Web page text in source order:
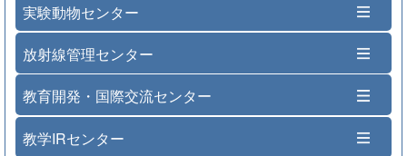
実験動物センター
放射線管理センター
教育開発・国際交流センター
教学IRセンター